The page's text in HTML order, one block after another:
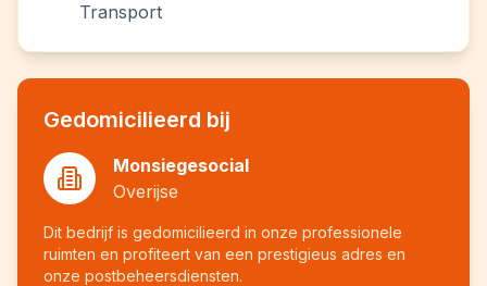
Transport
Gedomicilieerd bij
Monsiegesocial
Overijse
Dit bedrijf is gedomicilieerd in onze professionele
ruimten en profiteert van een prestigieus adres en
onze postbeheersdiensten.